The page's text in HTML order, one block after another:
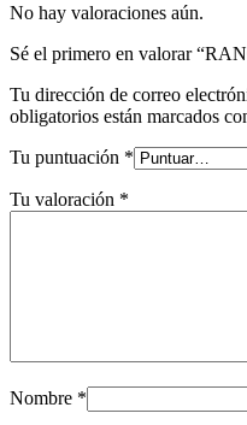
No hay valoraciones aún.
Sé el primero en valorar
Tu dirección de correo
obligatorios están marcados
Tu puntuación *
Tu valoración *
Nombre *